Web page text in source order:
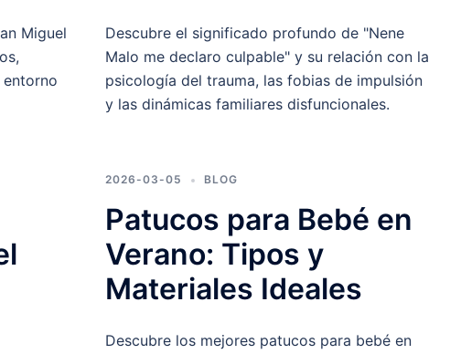
Miguel
Descubre el significado profundo de "Nene
Malo me declaro culpable" y su relación con la
psicología del trauma, las fobias de impulsión
y las dinámicas familiares disfuncionales.
2026-03-05 BLOG
Patucos para Bebé en
Verano: Tipos y
Materiales Ideales
Descubre los mejores patucos para bebé en